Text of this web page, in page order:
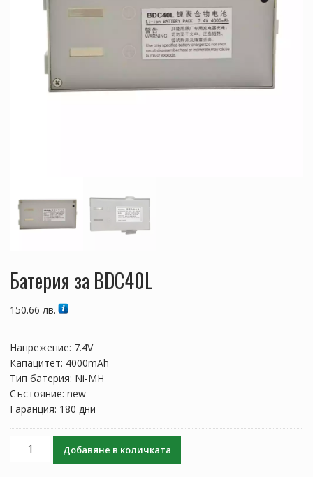
Батерия за BDC40L
150.66 лв.
Напрежение: 7.4V
Капацитет: 4000mAh
Тип батерия: Ni-MH
Състояние: new
Гаранция: 180 дни
количество
Добавяне в количката